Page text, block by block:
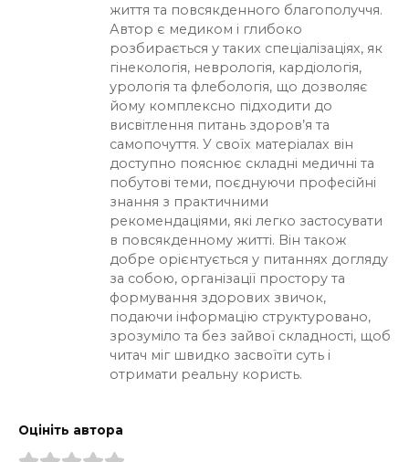
життя та повсякденного благополуччя.
Автор є медиком і глибоко
розбирається у таких спеціалізаціях, як
гінекологія, неврологія, кардіологія,
урологія та флебологія, що дозволяє
йому комплексно підходити до
висвітлення питань здоров’я та
самопочуття. У своїх матеріалах він
доступно пояснює складні медичні та
побутові теми, поєднуючи професійні
знання з практичними
рекомендаціями, які легко застосувати
в повсякденному житті. Він також
добре орієнтується у питаннях догляду
за собою, організації простору та
формування здорових звичок,
подаючи інформацію структуровано,
зрозуміло та без зайвої складності, щоб
читач міг швидко засвоїти суть і
отримати реальну користь.
Оцініть автора